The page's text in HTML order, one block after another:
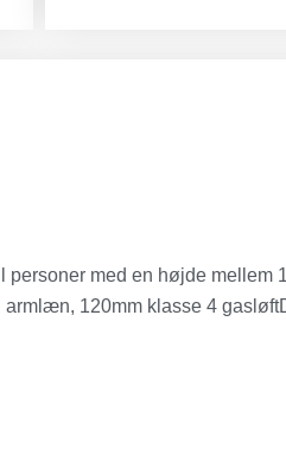
med en højde mellem
120mm klasse 4